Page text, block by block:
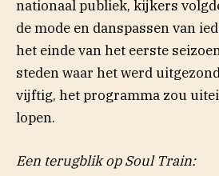
nationaal publiek, kijkers
de mode en danspassen van
het einde van het eerste
steden waar het werd
vijftig, het programma zou
lopen.
Een terugblik op Soul Train: